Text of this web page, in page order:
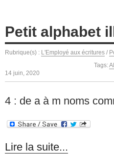
Petit alphabet
Rubrique(s) : L'Employé aux écritures /
Tags:
14 juin, 2020
4 : de a à m noms
Lire la suite...